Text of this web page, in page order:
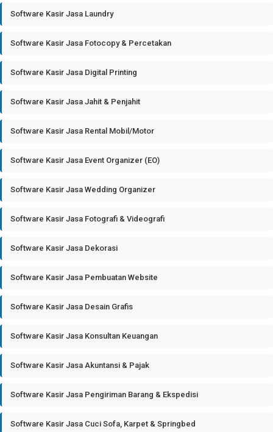
Software Kasir Jasa Laundry
Software Kasir Jasa Fotocopy & Percetakan
Software Kasir Jasa Digital Printing
Software Kasir Jasa Jahit & Penjahit
Software Kasir Jasa Rental Mobil/Motor
Software Kasir Jasa Event Organizer (EO)
Software Kasir Jasa Wedding Organizer
Software Kasir Jasa Fotografi & Videografi
Software Kasir Jasa Dekorasi
Software Kasir Jasa Pembuatan Website
Software Kasir Jasa Desain Grafis
Software Kasir Jasa Konsultan Keuangan
Software Kasir Jasa Akuntansi & Pajak
Software Kasir Jasa Pengiriman Barang & Ekspedisi
Software Kasir Jasa Cuci Sofa, Karpet & Springbed